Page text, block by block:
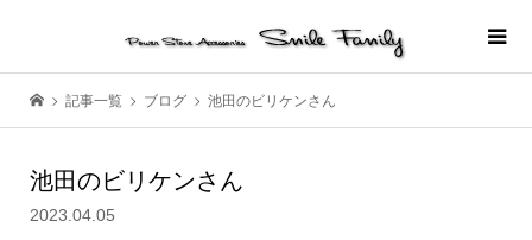
記事一覧 ブログ 池田のビリケンさん
池田のビリケンさん
2023.04.05